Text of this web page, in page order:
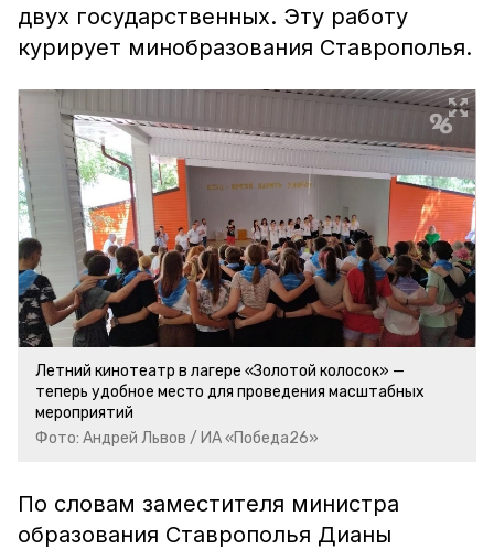
двух государственных. Эту работу
курирует минобразования Ставрополья.
Летний кинотеатр в лагере «Золотой колосок» —
теперь удобное место для проведения масштабных
мероприятий
Фото: Андрей Львов / ИА «Победа26»
По словам заместителя министра
образования Ставрополья Дианы